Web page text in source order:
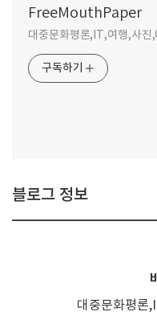
FreeMouthPaper
대중문화평론,IT,여행,사진,
구독하기
블로그 정보
대중문화평론